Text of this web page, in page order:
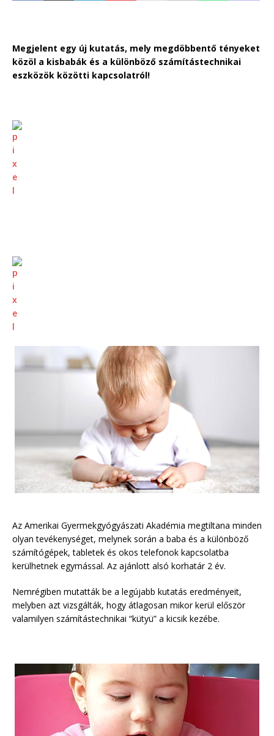
Megjelent egy új kutatás, mely megdöbbentő tényeket
közöl a kisbabák és a különböző számítástechnikai
eszközök közötti kapcsolatról!
Az Amerikai Gyermekgyógyászati Akadémia megtiltana minden
olyan tevékenységet, melynek során a baba és a különböző
számítógépek, tabletek és okos telefonok kapcsolatba
kerülhetnek egymással. Az ajánlott alsó korhatár 2 év.
Nemrégiben mutatták be a legújabb kutatás eredményeit,
melyben azt vizsgálták, hogy átlagosan mikor kerül először
valamilyen számítástechnikai “kütyü” a kicsik kezébe.